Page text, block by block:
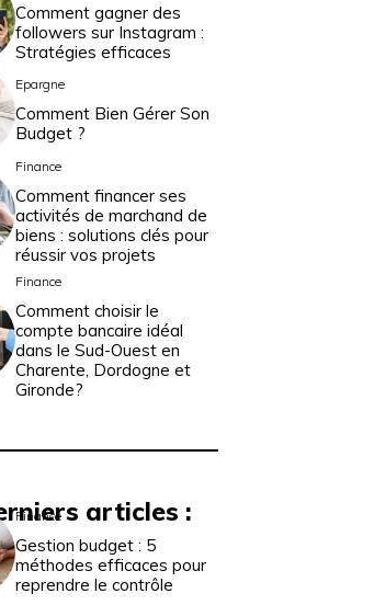
Comment gagner des
followers sur Instagram :
Stratégies efficaces
Epargne
Comment Bien Gérer Son
Budget ?
Finance
Comment financer ses
activités de marchand de
biens : solutions clés pour
réussir vos projets
Finance
Comment choisir le
compte bancaire idéal
dans le Sud-Ouest en
Charente, Dordogne et
Gironde?
articles :
Finance
Gestion budget : 5
méthodes efficaces pour
reprendre le contrôle